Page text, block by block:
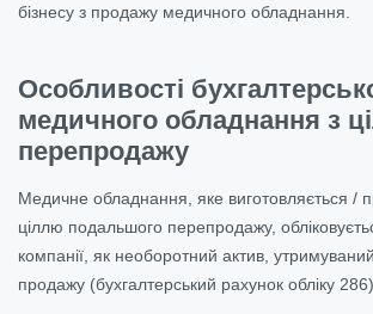
бізнесу з продажу медичного обладнання.
Особливості
медичного обладнання з
перепродажу
Медичне обладнання, яке виготовляється /
ціллю подальшого перепродажу,
компанії, як необоротний актив,
продажу (бухгалтерський рахунок обліку 286).